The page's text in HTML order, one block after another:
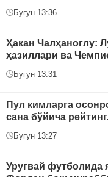
Бугун 13:36
Ҳакан Чалҳаноглу:
ҳазиллари ва
Бугун 13:31
Пул кимларга
сана бўйича
Бугун 13:27
Уругвай футболида